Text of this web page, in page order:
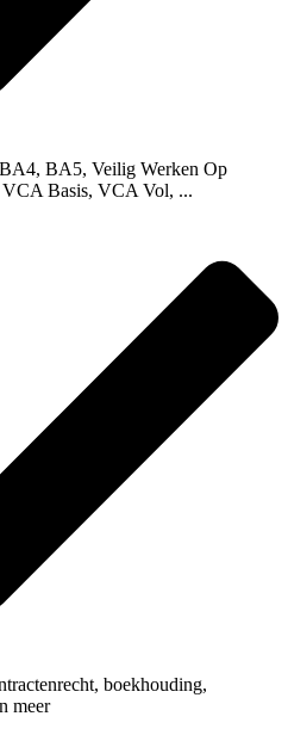
BA5, Veilig Werken Op
Basis, VCA Vol, ...
boekhouding,
meer